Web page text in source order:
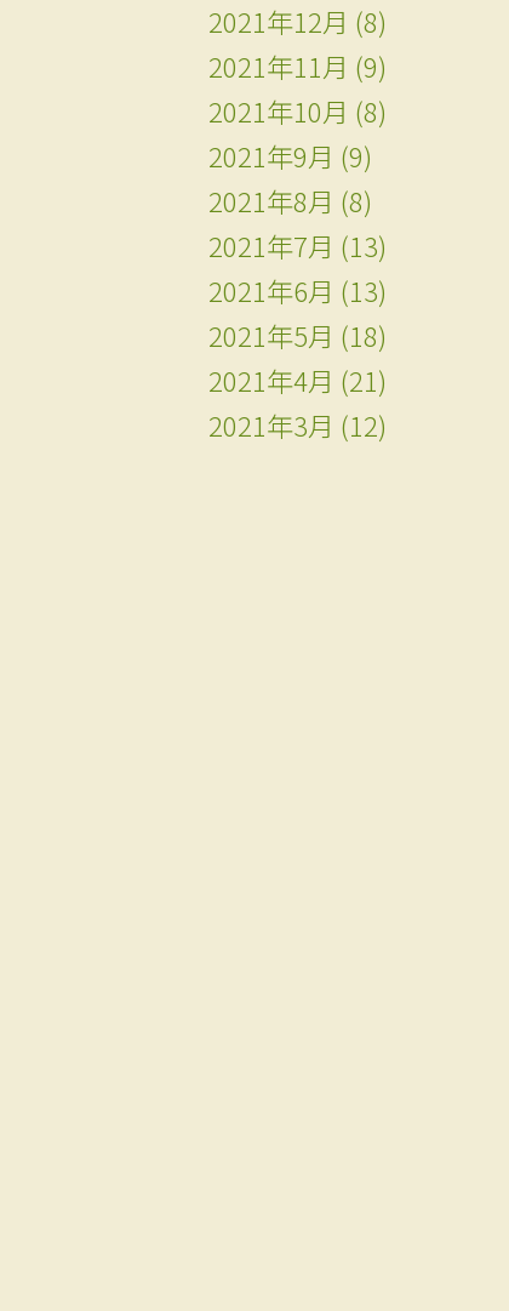
2021年12月 (8)
2021年11月 (9)
2021年10月 (8)
2021年9月 (9)
2021年8月 (8)
2021年7月 (13)
2021年6月 (13)
2021年5月 (18)
2021年4月 (21)
2021年3月 (12)